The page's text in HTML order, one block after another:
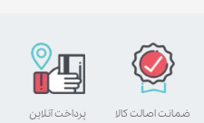
پرداخت آنلاین ضمانت اصالت کالا